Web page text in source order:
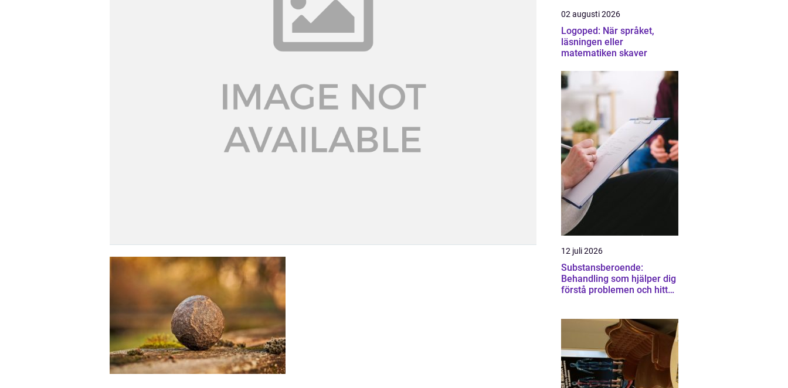
02 augusti 2026
Logoped: När språket,
läsningen eller
matematiken skaver
12 juli 2026
Substansberoende:
Behandling som hjälper dig
förstå problemen och hitta